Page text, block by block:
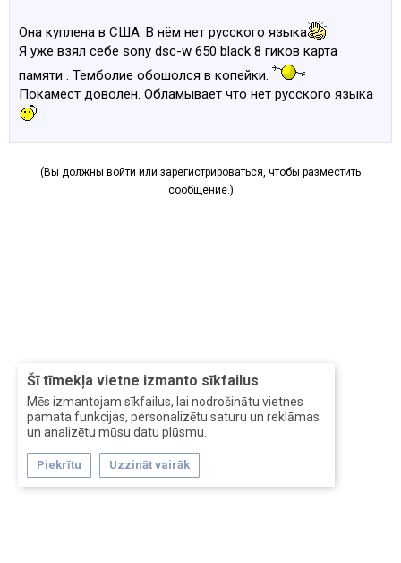
Šī tīmekļa vietne izmanto sīkfailus
Mēs izmantojam sīkfailus, lai nodrošinātu vietnes
pamata funkcijas, personalizētu saturu un reklāmas
un analizētu mūsu datu plūsmu.
Piekrītu Uzzināt vairāk
Она куплена в США. В нём нет русского языка
Я уже взял себе sony dsc-w 650 black 8 гиков карта
памяти . Темболие обошолся в копейки.
Покамест доволен. Обламывает что нет русского языка
(Вы должны войти или зарегистрироваться, чтобы разместить
сообщение.)